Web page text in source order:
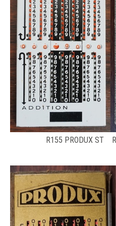
R155 PRODUX ST